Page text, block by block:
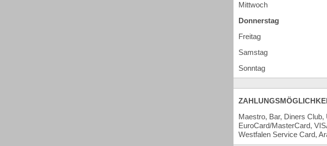
Mittwoch
Donnerstag
Freitag
Samstag
Sonntag
Maestro, Bar, Diners Club,
EuroCard/MasterCard,
Westfalen Service Card,